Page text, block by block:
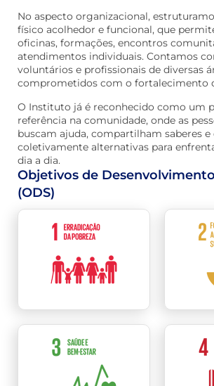
No aspecto organizacional,
físico acolhedor e funcional, que
oficinas, formações, encontros
atendimentos individuais. Contamos
voluntários e profissionais de diversas
comprometidos com o fortalecimento
O Instituto já é reconhecido como um
referência na comunidade, onde as
buscam ajuda, compartilham saberes
coletivamente alternativas para
dia a dia.
Objetivos de
(ODS)